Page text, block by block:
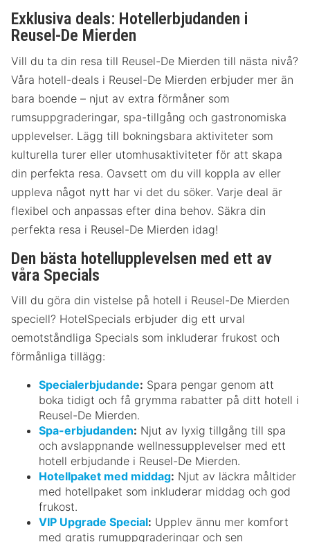
Exklusiva deals: Hotellerbjudanden i
Reusel-De Mierden
Vill du ta din resa till Reusel-De Mierden till nästa nivå?
Våra hotell-deals i Reusel-De Mierden erbjuder mer än
bara boende – njut av extra förmåner som
rumsuppgraderingar, spa-tillgång och gastronomiska
upplevelser. Lägg till bokningsbara aktiviteter som
kulturella turer eller utomhusaktiviteter för att skapa
din perfekta resa. Oavsett om du vill koppla av eller
uppleva något nytt har vi det du söker. Varje deal är
flexibel och anpassas efter dina behov. Säkra din
perfekta resa i Reusel-De Mierden idag!
Den bästa hotellupplevelsen med ett av
våra Specials
Vill du göra din vistelse på hotell i Reusel-De Mierden
speciell? HotelSpecials erbjuder dig ett urval
oemotståndliga Specials som inkluderar frukost och
förmånliga tillägg:
Specialerbjudande: Spara pengar genom att
boka tidigt och få grymma rabatter på ditt hotell i
Reusel-De Mierden.
Spa-erbjudanden: Njut av lyxig tillgång till spa
och avslappnande wellnessupplevelser med ett
hotell erbjudande i Reusel-De Mierden.
Hotellpaket med middag: Njut av läckra måltider
med hotellpaket som inkluderar middag och god
frukost.
VIP Upgrade Special: Upplev ännu mer komfort
med gratis rumuppgraderingar och sen